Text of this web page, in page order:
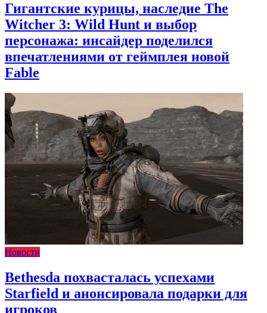
Гигантские курицы, наследие The
Witcher 3: Wild Hunt и выбор
персонажа: инсайдер поделился
впечатлениями от геймплея новой
Fable
Новости
Bethesda похвасталась успехами
Starfield и анонсировала подарки для
игроков